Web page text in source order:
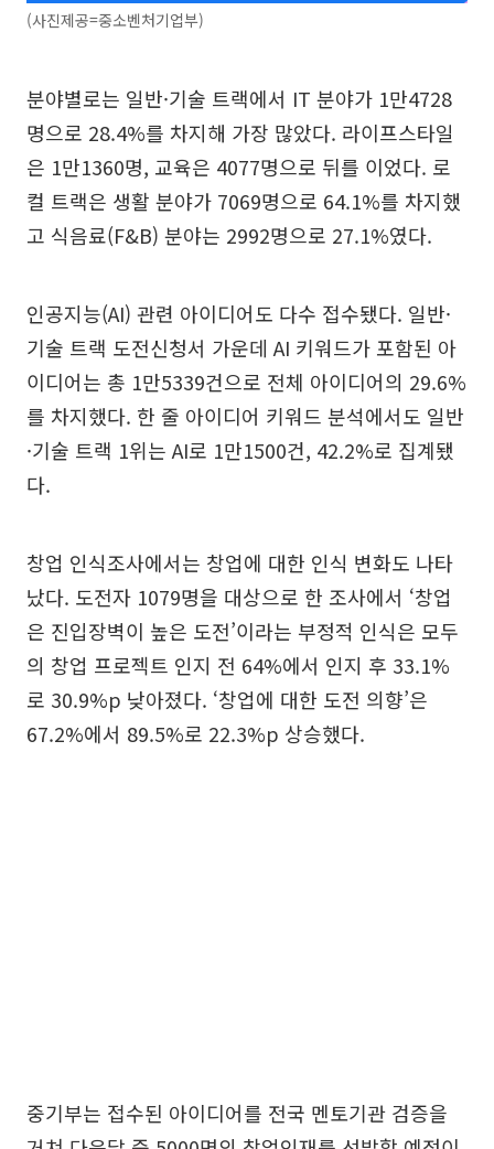
(사진제공=중소벤처기업부)
분야별로는 일반·기술 트랙에서 IT 분야가 1만4728
명으로 28.4%를 차지해 가장 많았다. 라이프스타일
은 1만1360명, 교육은 4077명으로 뒤를 이었다. 로
컬 트랙은 생활 분야가 7069명으로 64.1%를 차지했
고 식음료(F&B) 분야는 2992명으로 27.1%였다.
인공지능(AI) 관련 아이디어도 다수 접수됐다. 일반·
기술 트랙 도전신청서 가운데 AI 키워드가 포함된 아
이디어는 총 1만5339건으로 전체 아이디어의 29.6%
를 차지했다. 한 줄 아이디어 키워드 분석에서도 일반
·기술 트랙 1위는 AI로 1만1500건, 42.2%로 집계됐
다.
창업 인식조사에서는 창업에 대한 인식 변화도 나타
났다. 도전자 1079명을 대상으로 한 조사에서 ‘창업
은 진입장벽이 높은 도전’이라는 부정적 인식은 모두
의 창업 프로젝트 인지 전 64%에서 인지 후 33.1%
로 30.9%p 낮아졌다. ‘창업에 대한 도전 의향’은
67.2%에서 89.5%로 22.3%p 상승했다.
중기부는 접수된 아이디어를 전국 멘토기관 검증을